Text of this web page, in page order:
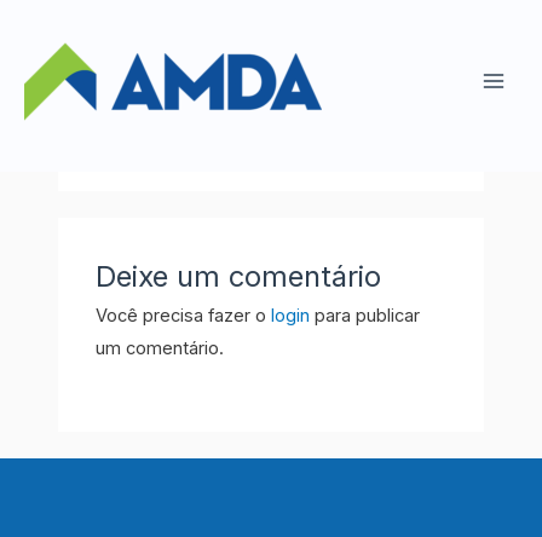
conteúdo
SICOOB
Deixe um comentário
Você precisa fazer ologin para publicar
um comentário.